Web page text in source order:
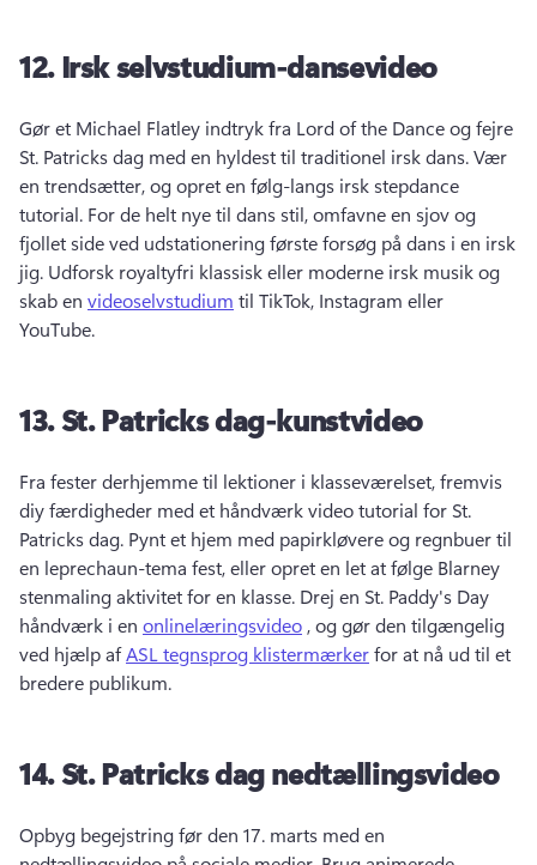
12.Irsk selvstudium-dansevideo
Gør et Michael Flatley indtryk fra Lord of the Dance og fejre
St. Patricks dag med en hyldest til traditionel irsk dans. Vær
en trendsætter, og opret en følg-langs irsk stepdance
tutorial. For de helt nye til dans stil, omfavne en sjov og
fjollet side ved udstationering første forsøg på dans i en irsk
jig. Udforsk royaltyfri klassisk eller moderne irsk musik og
skab en videoselvstudium til TikTok, Instagram eller
YouTube.
13.St. Patricks dag-kunstvideo
Fra fester derhjemme til lektioner i klasseværelset, fremvis
Patricks dag. Pynt et hjem med papirkløvere og regnbuer til
en leprechaun-tema fest, eller opret en let at følge Blarney
stenmaling aktivitet for en klasse. Drej en St. Paddy's Day
håndværk i en onlinelæringsvideo , og gør den tilgængelig
ved hjælp af ASL tegnsprog klistermærker for at nå ud til et
bredere publikum.
14.St.Patricks dag nedtællingsvideo
Opbyg begejstring før den 17. marts med en